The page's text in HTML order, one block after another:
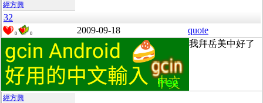
經方興
32
0 0 2009-09-18
quote
我拜岳美中好了
經方興